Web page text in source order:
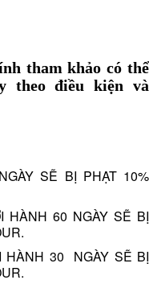
tham khảo có thể
theo điều kiện và
SẼ BỊ PHẠT 10%
HÀNH 60 NGÀY SẼ BỊ
HÀNH 30 NGÀY SẼ BỊ